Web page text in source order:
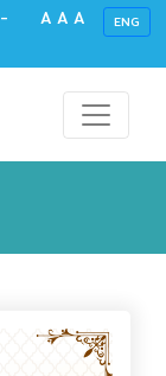
- A A A ENG